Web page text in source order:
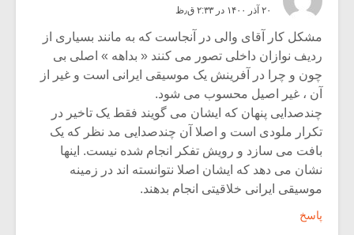
۲۰ آذر ۱۴۰۰ در ۲:۳۳ ق٫ظ
مشکل کار آقای والی در آنجاست که به مانند بسیاری از
ردیف نوازان داخلی تصور می کنند « بداهه » اصلی بی
چون و چرا در آفرینش یک موسیقی ایرانی است و غیر از
آن ، غیر اصیل محسوب می شود.
چندصدایی پنهان که ایشان می گویند فقط یک تاخیر در
تکرار ملودی است و اصلا آن چندصدایی مد نظر که یک
بافت می سازد و رویش تفکر انجام شده نیست. اینها
نشان می دهد که ایشان اصلا نتوانسته اند در زمینه
موسیقی ایرانی خلاقیتی انجام بدهند.
پاسخ